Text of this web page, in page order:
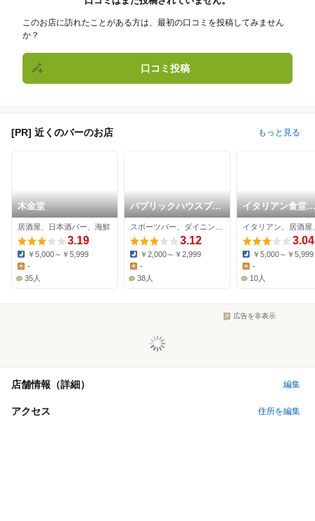
このお店に訪れたことがある方は、最初の口コミを投稿してみません
か？
口コミ投稿
[PR] 近くのバーのお店 もっと見る
木金堂
居酒屋、日本酒バー、海鮮
3.19
Dinner:
￥5,000～￥5,999
-
35人
パブリックハウスブー
ビーズ 刈谷店
3.12
Dinner:
￥2,000～￥2,999
-
38人
イタリアン食堂
Marco.
イタリアン、居酒屋
3.04
Dinner:
￥5,000～￥5,999
-
10人
広告を非表示
店舗情報（詳細） 編集
アクセス 住所を編集